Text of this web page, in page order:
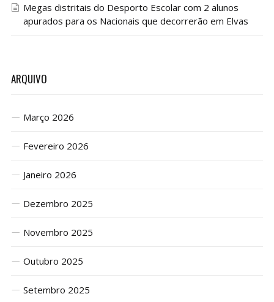
Megas distritais do Desporto Escolar com 2 alunos
apurados para os Nacionais que decorrerão em Elvas
ARQUIVO
Março 2026
Fevereiro 2026
Janeiro 2026
Dezembro 2025
Novembro 2025
Outubro 2025
Setembro 2025